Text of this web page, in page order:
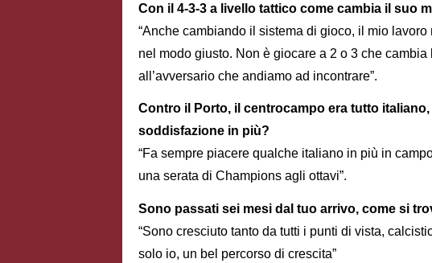
Con il 4-3-3 a livello tattico come cambia il suo
“Anche cambiando il sistema di gioco, il mio
nel modo giusto. Non è giocare a 2 o 3 che
all’avversario che andiamo ad incontrare”.
Contro il Porto, il centrocampo era tutto
soddisfazione in più?
“Fa sempre piacere qualche italiano in più in
una serata di Champions agli ottavi”.
Sono passati sei mesi dal tuo arrivo, come si
“Sono cresciuto tanto da tutti i punti di vista,
solo io, un bel percorso di crescita”